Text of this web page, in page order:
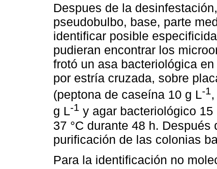
Despues de la
pseudobulbo, base, parte
identificar posible
pudieran encontrar los
frotó un asa bacteriológica
por estría cruzada, sobre
(peptona de caseína 10 g L-1
g L-1 y agar bacteriológico 15
37 °C durante 48 h.
purificación de las colonias
Para la identificación no